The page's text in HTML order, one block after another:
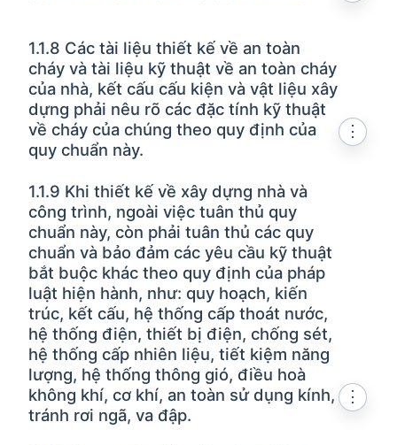
1.1.8 Các tài liệu thiết kế về an toàn
cháy và tài liệu kỹ thuật về an toàn cháy
của nhà, kết cấu cấu kiện và vật liệu xây
dựng phải nêu rõ các đặc tính kỹ thuật
về cháy của chúng theo quy định của
quy chuẩn này.
1.1.9 Khi thiết kế về xây dựng nhà và
công trình, ngoài việc tuân thủ quy
chuẩn này, còn phải tuân thủ các quy
chuẩn và bảo đảm các yêu cầu kỹ thuật
bắt buộc khác theo quy định của pháp
luật hiện hành, như: quy hoạch, kiến
trúc, kết cấu, hệ thống cấp thoát nước,
hệ thống điện, thiết bị điện, chống sét,
hệ thống cấp nhiên liệu, tiết kiệm năng
lượng, hệ thống thông gió, điều hoà
không khí, cơ khí, an toàn sử dụng kính,
tránh rơi ngã, va đập.
⋮
⋮